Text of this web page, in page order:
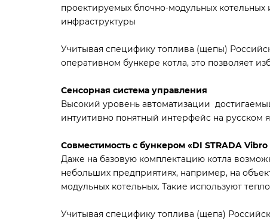
проектируемых блочно-модульных
инфраструктуры
Учитывая специфику топлива (щепы)
оперативном бункере котла, это позволяет
Сенсорная система управления
Высокий уровень автоматизации
интуитивно понятный интерфейс на русском
Совместимость с бункером «DI STRADA Vibro
Даже на базовую комплектацию котла
небольших предприятиях, например, на
модульных котельных. Такие используют
Учитывая специфику топлива (щепа)